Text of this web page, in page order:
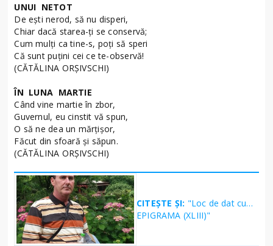
UNUI NETOT
De eşti nerod, să nu disperi,
Chiar dacă starea-ţi se conservă;
Cum mulţi ca tine-s, poţi să speri
Că sunt puţini cei ce te-observă!
(CĂTĂLINA ORŞIVSCHI)
ÎN LUNA MARTIE
Când vine martie în zbor,
Guvernul, eu cinstit vă spun,
O să ne dea un mărţişor,
Făcut din sfoară şi săpun.
(CĂTĂLINA ORŞIVSCHI)
CITEȘTE ȘI: "Loc de dat cu…
EPIGRAMA (XLIII)"